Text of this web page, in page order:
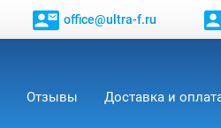
contact_mail office@ultra-f.ru
Отзывы Доставка и